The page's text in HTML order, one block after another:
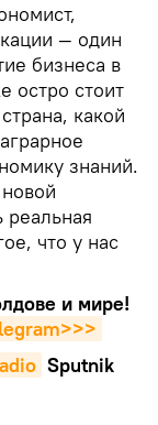
— один
бизнеса в
остро стоит
какой
знаний.
реальная
что у нас
и мире!
Sputnik